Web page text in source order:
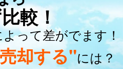
較！
よって差がでます！
却する"には？